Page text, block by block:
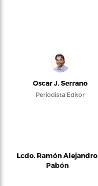
Oscar J. Serrano
Periodista Editor
Lcdo. Ramón Alejandro
Pabón